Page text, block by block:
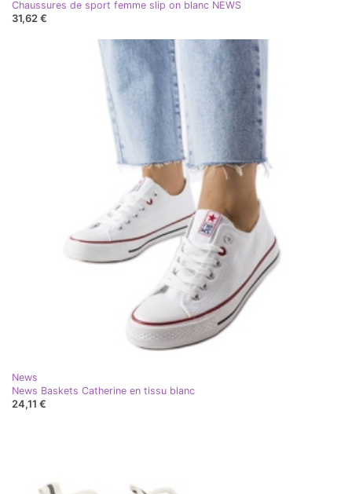
Chaussures de sport femme slip on blanc NEWS
31,62 €
News
News Baskets Catherine en tissu blanc
24,11 €